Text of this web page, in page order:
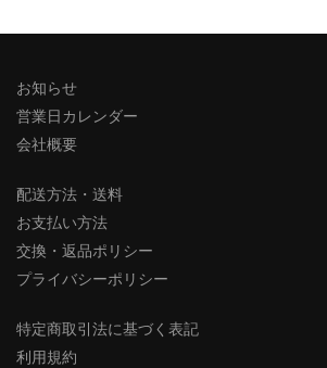
お知らせ
営業日カレンダー
会社概要
配送方法・送料
お支払い方法
交換・返品ポリシー
プライバシーポリシー
特定商取引法に基づく表記
利用規約